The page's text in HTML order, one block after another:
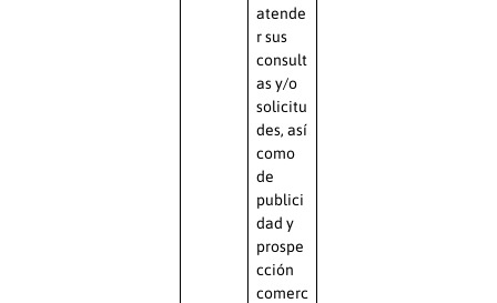
atende
r sus
consult
as y/o
solicitu
des, así
como
de
publici
dad y
prospe
cción
comerc